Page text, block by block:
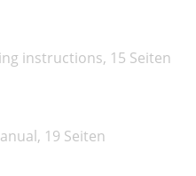
instructions, 15 Seiten
19 Seiten